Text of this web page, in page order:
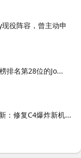
役阵容，曾主动申
排名第28位的Jo...
：修复C4爆炸新机...